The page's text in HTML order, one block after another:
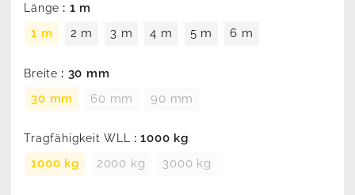
Länge : 1 m
1 m
2 m 3 m 4 m 5 m 6 m
Breite : 30 mm
30 mm
60 mm 90 mm
Tragfähigkeit WLL
: 1000 kg
1000 kg
2000 kg 3000 kg